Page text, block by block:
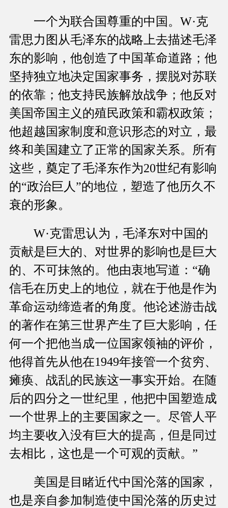
一个为联合国尊重的中国。W·克
雷思力图从毛泽东的战略上去描述毛泽
东的影响，他创造了中国革命道路；他
坚持独立地决定国家事务，摆脱对苏联
的依靠；他支持民族解放战争；他反对
美国帝国主义的殖民政策和霸权政策；
他超越国家制度和意识形态的对立，最
终和美国建立了正常的国家关系。所有
这些，奠定了毛泽东作为20世纪有影响
的“政治巨人”的地位，塑造了他历久不
衰的形象。
W·克雷思认为，毛泽东对中国的
贡献是巨大的、对世界的影响也是巨大
的、不可抹煞的。他由衷地写道：“确
信毛在历史上的地位，就在于他是作为
革命运动缔造者的角度。他论述游击战
的著作在第三世界产生了巨大影响，任
何一个把他当成一位国家领袖的评价，
他得首先从他在1949年接管一个贫穷、
瘫痪、战乱的民族这一事实开始。在随
后的四分之一世纪里，他把中国塑造成
一个世界上的主要国家之一。尽管人平
均主要收入没有巨大的提高，但是同过
去相比，这也是一个可观的贡献。”
美国是目睹近代中国沦落的国家，
也是亲自参加制造使中国沦落的历史过